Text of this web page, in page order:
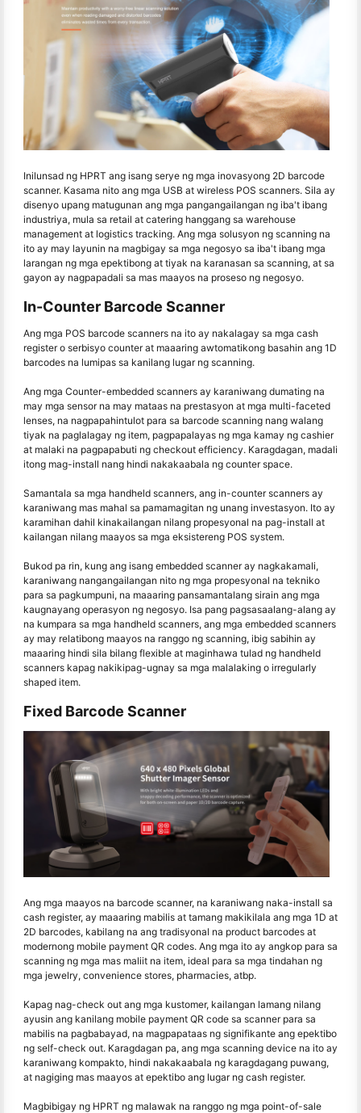
Inilunsad ng HPRT ang isang serye ng mga inovasyong 2D barcode
scanner. Kasama nito ang mga USB at wireless POS scanners. Sila ay
disenyo upang matugunan ang mga pangangailangan ng iba't ibang
industriya, mula sa retail at catering hanggang sa warehouse
management at logistics tracking. Ang mga solusyon ng scanning na
ito ay may layunin na magbigay sa mga negosyo sa iba't ibang mga
larangan ng mga epektibong at tiyak na karanasan sa scanning, at sa
gayon ay nagpapadali sa mas maayos na proseso ng negosyo.
In-Counter Barcode Scanner
Ang mga POS barcode scanners na ito ay nakalagay sa mga cash
register o serbisyo counter at maaaring awtomatikong basahin ang 1D
barcodes na lumipas sa kanilang lugar ng scanning.
Ang mga Counter-embedded scanners ay karaniwang dumating na
may mga sensor na may mataas na prestasyon at mga multi-faceted
lenses, na nagpapahintulot para sa barcode scanning nang walang
tiyak na paglalagay ng item, pagpapalayas ng mga kamay ng cashier
at malaki na pagpapabuti ng checkout efficiency. Karagdagan, madali
itong mag-install nang hindi nakakaabala ng counter space.
Samantala sa mga handheld scanners, ang in-counter scanners ay
karaniwang mas mahal sa pamamagitan ng unang investasyon. Ito ay
karamihan dahil kinakailangan nilang propesyonal na pag-install at
kailangan nilang maayos sa mga eksistereng POS system.
Bukod pa rin, kung ang isang embedded scanner ay nagkakamali,
karaniwang nangangailangan nito ng mga propesyonal na tekniko
para sa pagkumpuni, na maaaring pansamantalang sirain ang mga
kaugnayang operasyon ng negosyo. Isa pang pagsasaalang-alang ay
na kumpara sa mga handheld scanners, ang mga embedded scanners
ay may relatibong maayos na ranggo ng scanning, ibig sabihin ay
maaaring hindi sila bilang flexible at maginhawa tulad ng handheld
scanners kapag nakikipag-ugnay sa mga malalaking o irregularly
shaped item.
Fixed Barcode Scanner
Ang mga maayos na barcode scanner, na karaniwang naka-install sa
cash register, ay maaaring mabilis at tamang makikilala ang mga 1D at
2D barcodes, kabilang na ang tradisyonal na product barcodes at
modernong mobile payment QR codes. Ang mga ito ay angkop para sa
scanning ng mga mas maliit na item, ideal para sa mga tindahan ng
mga jewelry, convenience stores, pharmacies, atbp.
Kapag nag-check out ang mga kustomer, kailangan lamang nilang
ayusin ang kanilang mobile payment QR code sa scanner para sa
mabilis na pagbabayad, na magpapataas ng signifikante ang epektibo
ng self-check out. Karagdagan pa, ang mga scanning device na ito ay
karaniwang kompakto, hindi nakakaabala ng karagdagang puwang,
at nagiging mas maayos at epektibo ang lugar ng cash register.
Magbibigay ng HPRT ng malawak na ranggo ng mga point-of-sale